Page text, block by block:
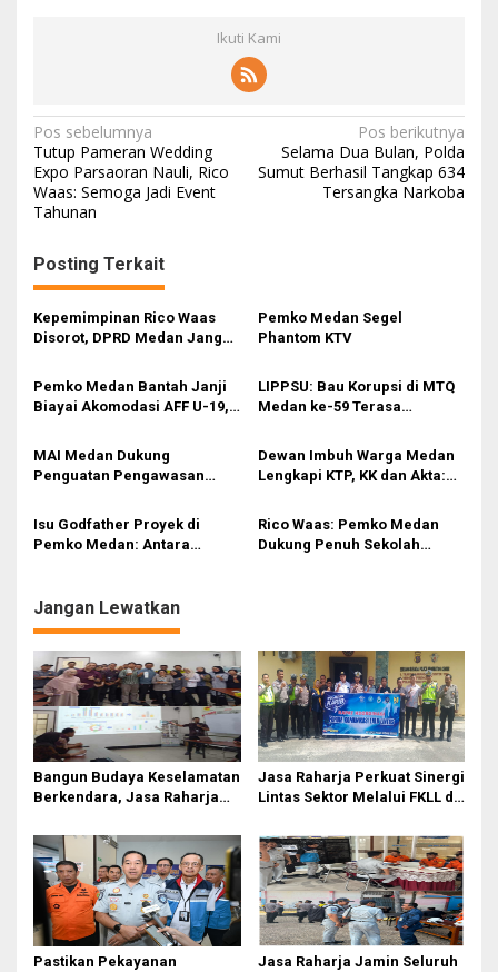
Ikuti Kami
N
a
v
g
a
s
p
o
s
Pos sebelumnya
Tutup Pameran Wedding
Expo Parsaoran Nauli, Rico
Waas: Semoga Jadi Event
Tahunan
Pos berikutnya
Selama Dua Bulan, Polda
Sumut Berhasil Tangkap 634
Tersangka Narkoba
Posting Terkait
Kepemimpinan Rico Waas
Disorot, DPRD Medan Jangan
Pemko Medan Segel
Phantom KTV
Pemko Medan Bantah Janji
Biayai Akomodasi AFF U-19,
Jawab PSSI
LIPPSU: Bau Korupsi di MTQ
Medan ke-59 Terasa
MAI Medan Dukung
Penguatan Pengawasan
Mudik
Dewan Imbuh Warga Medan
Lengkapi KTP, KK dan Akta:
Semua Urusan
Isu Godfather Proyek di
Pemko Medan: Antara
Rico Waas: Pemko Medan
Dukung Penuh Sekolah
Jangan Lewatkan
Bangun Budaya Keselamatan
Berkendara, Jasa Raharja
Pasifik Medan Industri
Jasa Raharja Perkuat Sinergi
Lintas Sektor Melalui FKLL di
Pastikan Pekayanan
Jasa Raharja Jamin Seluruh